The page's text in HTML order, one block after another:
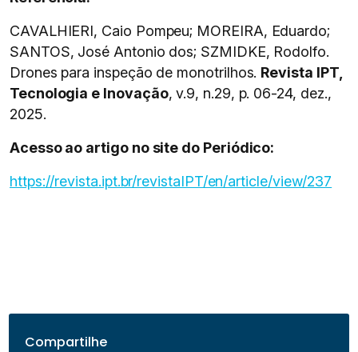
CAVALHIERI, Caio Pompeu; MOREIRA, Eduardo;
SANTOS, José Antonio dos; SZMIDKE, Rodolfo.
Drones para inspeção de monotrilhos. Revista IPT,
Tecnologia e Inovação, v.9, n.29, p. 06-24, dez.,
2025.
Acesso ao artigo no site do Periódico:
https://revista.ipt.br/revistaIPT/en/article/view/237
Compartilhe